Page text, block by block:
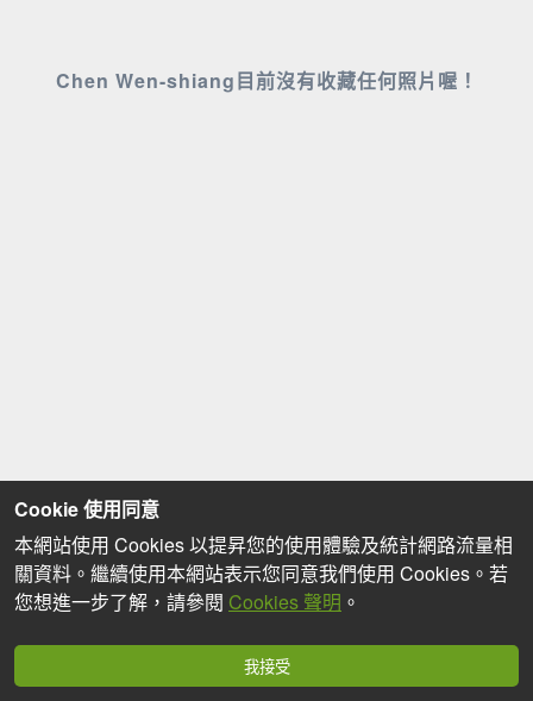
Chen Wen-shiang目前沒有收藏任何照片喔！
Cookie 使用同意
本網站使用 Cookies 以提昇您的使用體驗及統計網路流量相
關資料。繼續使用本網站表示您同意我們使用 Cookies。若
您想進一步了解，請參閱 Cookies 聲明 。
我接受